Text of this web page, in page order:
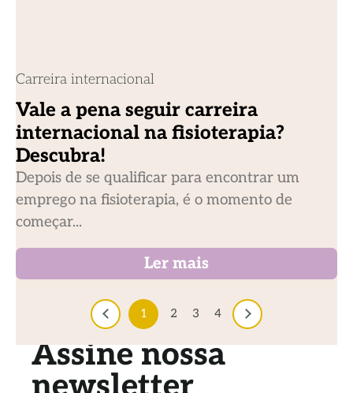
Carreira internacional
Vale a pena seguir carreira
internacional na fisioterapia?
Descubra!
Depois de se qualificar para encontrar um
emprego na fisioterapia, é o momento de
começar...
Ler mais
1 2 3 4
Assine nossa